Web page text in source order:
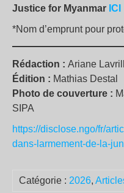
Justice for Myanmar ICI
*Nom d’emprunt pour
Rédaction : Ariane
Édition : Mathias Destal
Photo de couverture :
SIPA
https://disclose.ngo/fr/
dans-larmement-de-la-
Catégorie : 2026,